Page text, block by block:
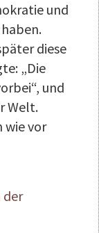
und
diese
„Die
und
Welt.
wie vor
der